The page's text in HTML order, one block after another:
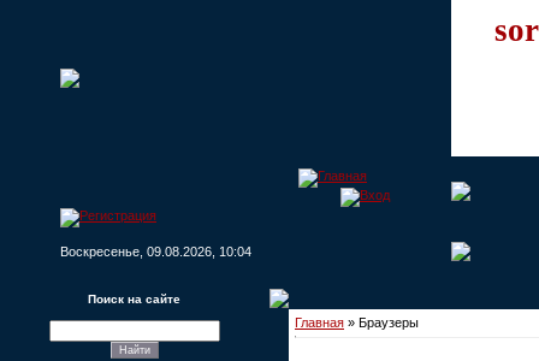
Воскресенье, 09.08.2026, 10:04
Поиск на сайте
Главная » Браузеры